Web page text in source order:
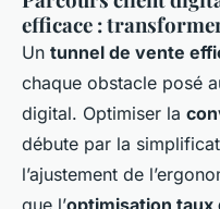
efficace :
Un tunnel de vente
chaque obstacle posé
digital. Optimiser la
débute par la
l’ajustement de
que l’optimisation taux